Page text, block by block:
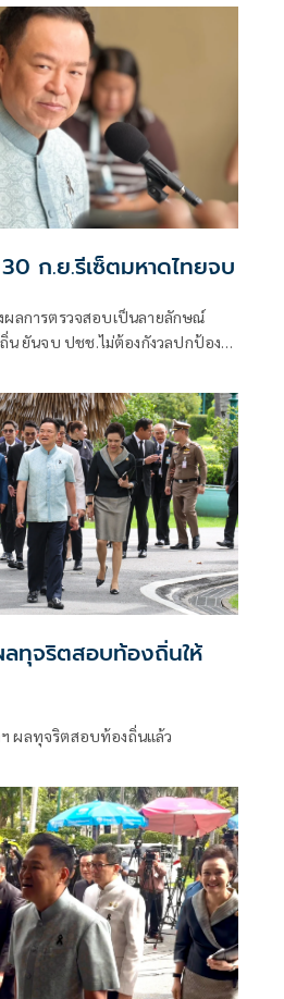
ก.ย.รีเซ็ตมหาดไทยจบ
ลการตรวจสอบเป็นลายลักษณ์
ยันจบ ปชช.ไม่ต้องกังวลปกป้อง
ย.นี้
ทุจริตสอบท้องถิ่นให้
ผลทุจริตสอบท้องถิ่นแล้ว